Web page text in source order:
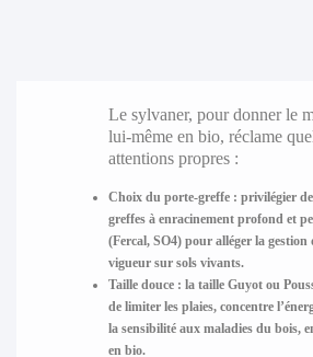
Le sylvaner, pour donner le
lui-même en bio, réclame
attentions propres :
Choix du porte-greffe: privilégier
greffes à enracinement profond et
(Fercal, SO4) pour alléger la gestion
vigueur sur sols vivants.
Taille douce: la taille Guyot ou
de limiter les plaies, concentre
la sensibilité aux maladies du bois,
en bio.